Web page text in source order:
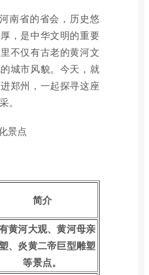
南省的省会，历史悠
，是中华文明的重要
不仅有古老的黄河文
城市风貌。今天，就
郑州，一起探寻这座
。
景点
简介
黄河大观、黄河母亲
、炎黄二帝巨型雕塑
等景点。